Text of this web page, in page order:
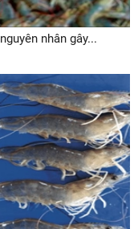
nhân gây...